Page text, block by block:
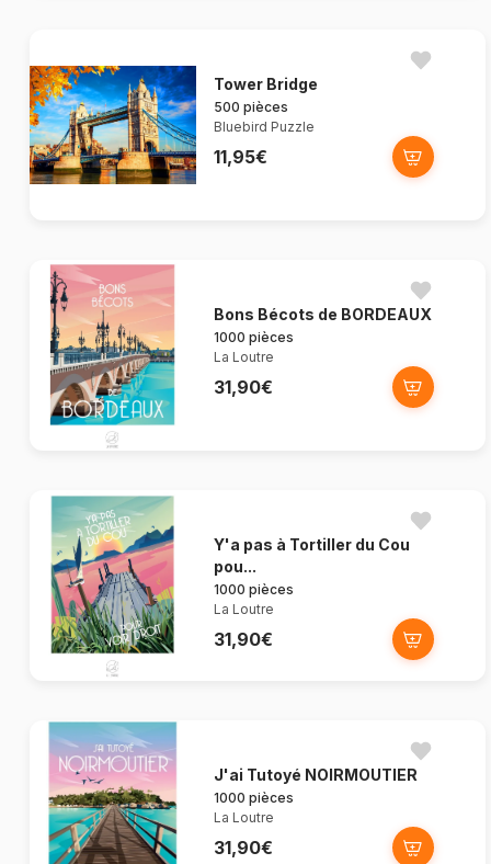
Tower Bridge
500 pièces
Bluebird Puzzle
11,95€
Bons Bécots de BORDEAUX
1000 pièces
La Loutre
31,90€
Y'a pas à Tortiller du Cou
pou...
1000 pièces
La Loutre
31,90€
J'ai Tutoyé NOIRMOUTIER
1000 pièces
La Loutre
31,90€